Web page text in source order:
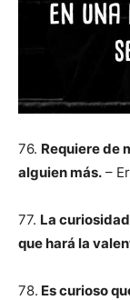
76. Requiere de
alguien más. –
77. La
que hará la
78. Es curioso